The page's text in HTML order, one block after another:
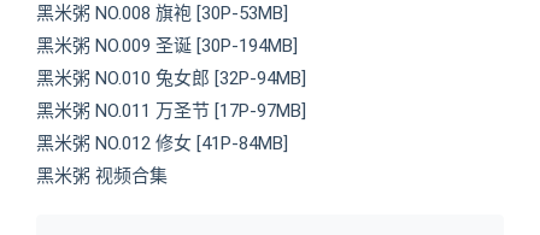
黑米粥 NO.008 旗袍 [30P-53MB]
黑米粥 NO.009 圣诞 [30P-194MB]
黑米粥 NO.010 兔女郎 [32P-94MB]
黑米粥 NO.011 万圣节 [17P-97MB]
黑米粥 NO.012 修女 [41P-84MB]
黑米粥 视频合集